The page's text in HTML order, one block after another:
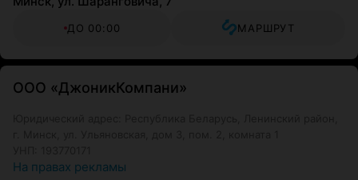
ДО 00:00 МАРШРУТ
ООО «ДжоникКомпани»
На правах рекламы